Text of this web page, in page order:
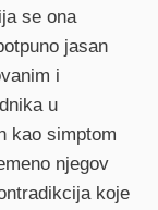
se ona
jasan
i
u
kao simptom
njegov
koje